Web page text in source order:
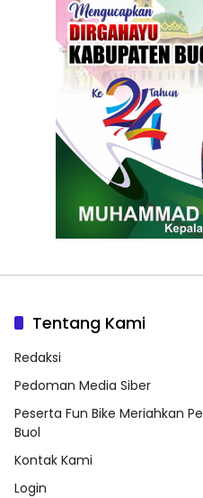
Tentang Kami
Redaksi
Pedoman Media Siber
Peserta Fun Bike Meriahkan
Buol
Kontak Kami
Login